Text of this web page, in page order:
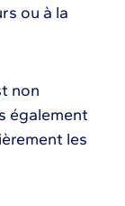
ou à la
non
également
les